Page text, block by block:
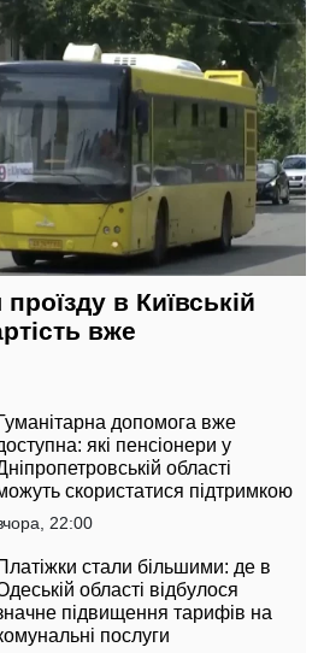
в Київській
вже
допомога вже
які пенсіонери у
області
скористатися підтримкою
22:00
стали більшими: де в
області відбулося
підвищення тарифів на
послуги